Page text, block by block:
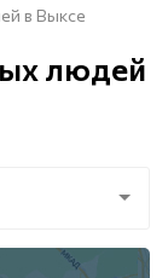
в Выксе
людей